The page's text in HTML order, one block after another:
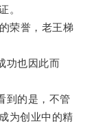
。
荣誉，老王梯
功也因此而
的是，不管
为创业中的精